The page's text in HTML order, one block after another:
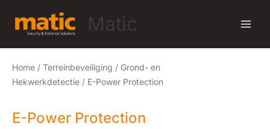
naar
inhoud
Matic
Home / Terreinbeveiliging / Grond- en
Hekwerkdetectie / E-Power Protection
E-Power Protection